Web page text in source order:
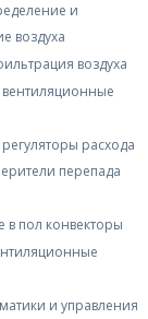
и
воздуха
воздуха
расхода
перепада
в пол конвекторы
и управления